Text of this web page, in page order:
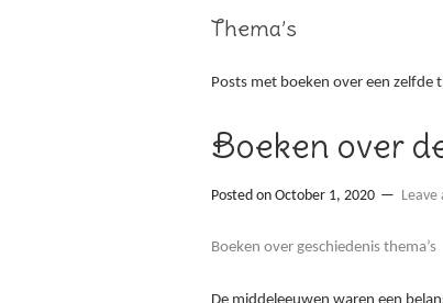
Thema’s
Posts met boeken over een zelfde
Boeken over
Posted on October 1, 2020 Leave
Boeken over geschiedenis thema’s